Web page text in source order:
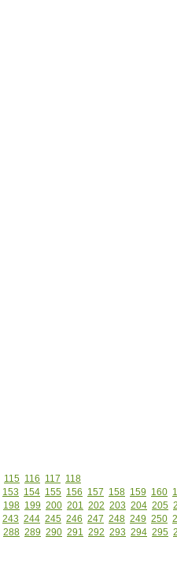
115 116 117 118
153 154 155 156 157 158 159 160
198 199 200 201 202 203 204 205
243 244 245 246 247 248 249 250
288 289 290 291 292 293 294 295